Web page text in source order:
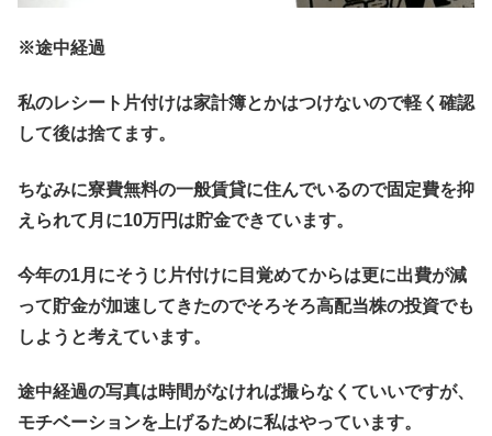
※途中経過
私のレシート片付けは家計簿とかはつけないので軽く確認
して後は捨てます。
ちなみに寮費無料の一般賃貸に住んでいるので固定費を抑
えられて月に10万円は貯金できています。
今年の1月にそうじ片付けに目覚めてからは更に出費が減
って貯金が加速してきたのでそろそろ高配当株の投資でも
しようと考えています。
途中経過の写真は時間がなければ撮らなくていいですが、
モチベーションを上げるために私はやっています。